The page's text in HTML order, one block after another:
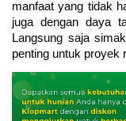
manfaat yang tidak
juga dengan daya
Langsung saja
penting untuk proyek